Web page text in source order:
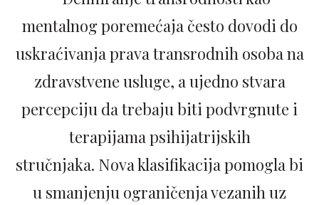
mentalnog poremećaja često dovodi do
uskraćivanja prava transrodnih osoba na
zdravstvene usluge, a ujedno stvara
percepciju da trebaju biti podvrgnute i
terapijama psihijatrijskih
stručnjaka. Nova klasifikacija pomogla bi
u smanjenju ograničenja vezanih uz